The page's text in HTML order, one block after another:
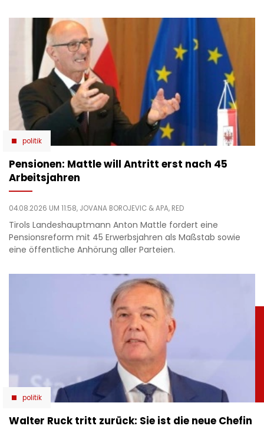
politik
Pensionen: Mattle will Antritt erst nach 45
Arbeitsjahren
04.08.2026 UM 11:58, JOVANA BOROJEVIC & APA, RED
Tirols Landeshauptmann Anton Mattle fordert eine
Pensionsreform mit 45 Erwerbsjahren als Maßstab sowie
eine öffentliche Anhörung aller Parteien.
politik
Walter Ruck tritt zurück: Sie ist die neue Chefin